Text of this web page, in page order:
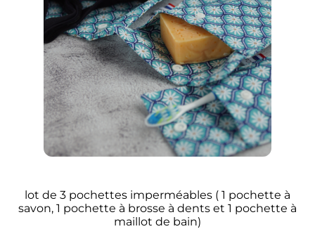
lot de 3 pochettes imperméables ( 1 pochette à
savon, 1 pochette à brosse à dents et 1 pochette à
maillot de bain)